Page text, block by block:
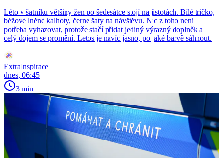
Léto v šatníku většiny žen po šedesátce stojí na jistotách. Bílé tričko,
béžové lněné kalhoty, černé šaty na návštěvu. Nic z toho není
potřeba vyhazovat, protože stačí přidat jediný výrazný doplněk a
celý dojem se promění. Letos je navíc jasno, po jaké barvě sáhnout.
ExtraInspirace
dnes, 06:45
3 min